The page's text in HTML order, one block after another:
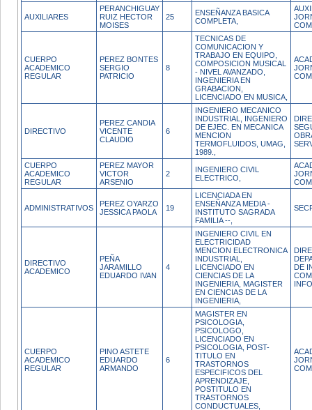
AUXILIARES
PERANCHIGUAY
RUIZ HECTOR
MOISES
25
ENSEÑANZA BASICA
COMPLETA,
CUERPO
ACADEMICO
REGULAR
PEREZ BONTES
SERGIO
PATRICIO
8
TECNICAS DE
COMUNICACION Y
TRABAJO EN EQUIPO,
COMPOSICION MUSICAL
- NIVEL AVANZADO,
INGENIERIA EN
GRABACION,
LICENCIADO EN MUSICA,
DIRECTIVO
PEREZ CANDIA
VICENTE
CLAUDIO
6
INGENIERO MECANICO
INDUSTRIAL, INGENIERO
DE EJEC. EN MECANICA
MENCION
TERMOFLUIDOS, UMAG,
1989.,
CUERPO
ACADEMICO
REGULAR
PEREZ MAYOR
VICTOR
ARSENIO
2
INGENIERO CIVIL
ELECTRICO,
ADMINISTRATIVOS
PEREZ OYARZO
JESSICA PAOLA
19
LICENCIADA EN
ENSEÑANZA MEDIA -
INSTITUTO SAGRADA
FAMILIA --,
DIRECTIVO
ACADEMICO
PEÑA
JARAMILLO
EDUARDO IVAN
4
INGENIERO CIVIL EN
ELECTRICIDAD
MENCION ELECTRONICA
INDUSTRIAL,
LICENCIADO EN
CIENCIAS DE LA
INGENIERIA, MAGISTER
EN CIENCIAS DE LA
INGENIERIA,
DE
CUERPO
ACADEMICO
REGULAR
PINO ASTETE
EDUARDO
ARMANDO
6
MAGISTER EN
PSICOLOGIA,
PSICOLOGO,
LICENCIADO EN
PSICOLOGIA, POST-
TITULO EN
TRASTORNOS
ESPECIFICOS DEL
APRENDIZAJE,
POSTITULO EN
TRASTORNOS
CONDUCTUALES,